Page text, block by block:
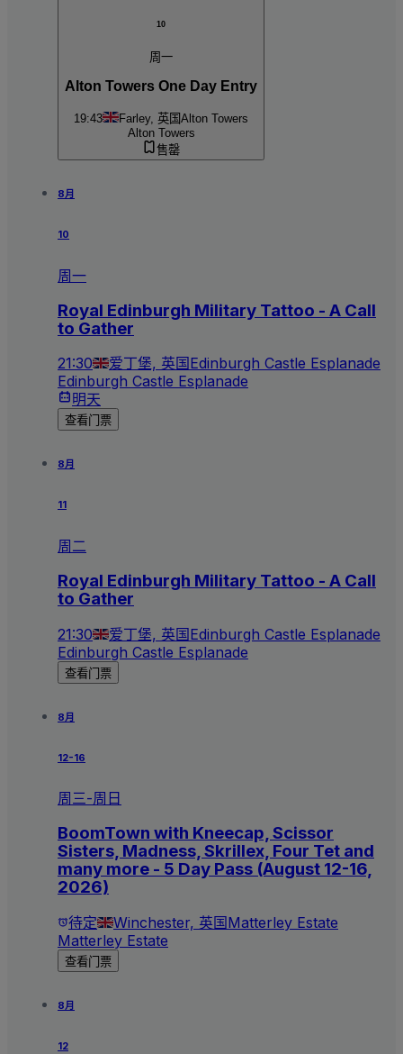
10
周一
Alton Towers One Day Entry
19:43 Farley, 英国Alton Towers
Alton Towers
售罄
8月
10
周一
Royal Edinburgh Military Tattoo - A Call
to Gather
21:30 爱丁堡, 英国Edinburgh Castle Esplanade
Edinburgh Castle Esplanade
明天
查看门票
8月
11
周二
Royal Edinburgh Military Tattoo - A Call
to Gather
21:30 爱丁堡, 英国Edinburgh Castle Esplanade
Edinburgh Castle Esplanade
查看门票
8月
12-16
周三-周日
BoomTown with Kneecap, Scissor
Sisters, Madness, Skrillex, Four Tet and
many more - 5 Day Pass (August 12-16,
2026)
待定 Winchester, 英国Matterley Estate
Matterley Estate
查看门票
8月
12